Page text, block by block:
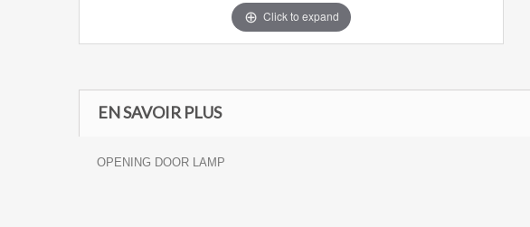
Click to expand
EN SAVOIR PLUS
OPENING DOOR LAMP